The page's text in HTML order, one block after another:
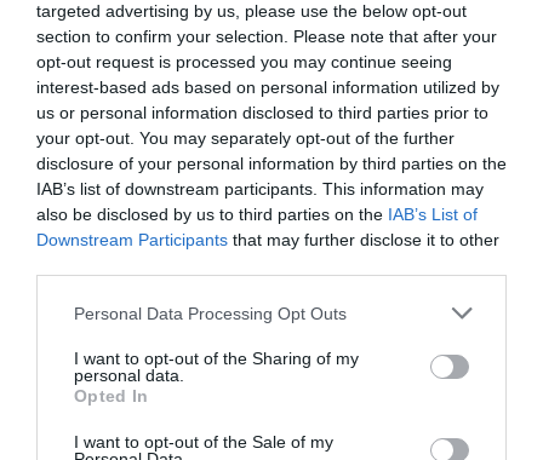
targeted advertising by us, please use the below opt-out
section to confirm your selection. Please note that after your
opt-out request is processed you may continue seeing
interest-based ads based on personal information utilized by
us or personal information disclosed to third parties prior to
your opt-out. You may separately opt-out of the further
disclosure of your personal information by third parties on the
IAB’s list of downstream participants. This information may
also be disclosed by us to third parties on the IAB’s List of
Downstream Participants that may further disclose it to other
Personal Data Processing Opt Outs
I want to opt-out of the Sharing of my
personal data.
Opted In
I want to opt-out of the Sale of my